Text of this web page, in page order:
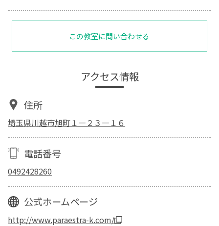
この教室に問い合わせる
アクセス情報
住所
埼玉県川越市旭町１―２３―１６
電話番号
0492428260
公式ホームページ
http://www.paraestra-k.com/